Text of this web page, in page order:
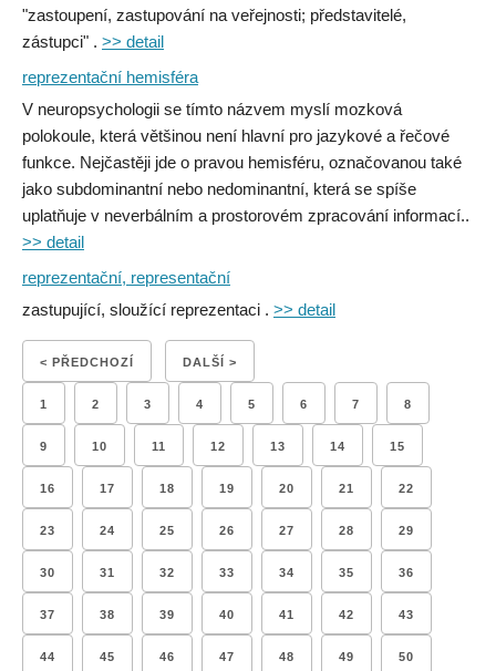
"zastoupení, zastupování na veřejnosti; představitelé,
zástupci" . >> detail
reprezentační hemisféra
V neuropsychologii se tímto názvem myslí mozková
polokoule, která většinou není hlavní pro jazykové a řečové
funkce. Nejčastěji jde o pravou hemisféru, označovanou také
jako subdominantní nebo nedominantní, která se spíše
uplatňuje v neverbálním a prostorovém zpracování informací..
>> detail
reprezentační, representační
zastupující, sloužící reprezentaci . >> detail
< PŘEDCHOZÍ DALŠÍ >
1 2 3 4 5 6 7 8
9 10 11 12 13 14 15
16 17 18 19 20 21 22
23 24 25 26 27 28 29
30 31 32 33 34 35 36
37 38 39 40 41 42 43
44 45 46 47 48 49 50